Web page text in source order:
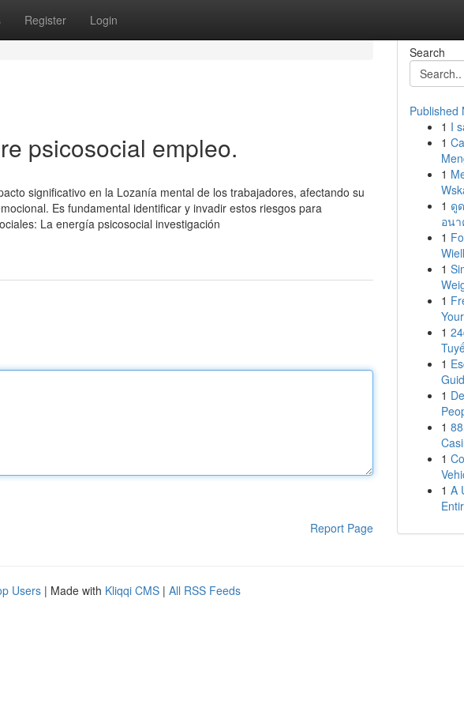
Register Login
psicosocial empleo.
significativo en la Lozanía mental de los trabajadores, afectando su
Es fundamental identificar y invadir estos riesgos para
La energía psicosocial investigación
Report Page
Search
Published
1 I
1
1
1 ดู
อน
1
1
1
1
1
1
1
1
1 A
Users | Made with Kliqqi CMS | All RSS Feeds